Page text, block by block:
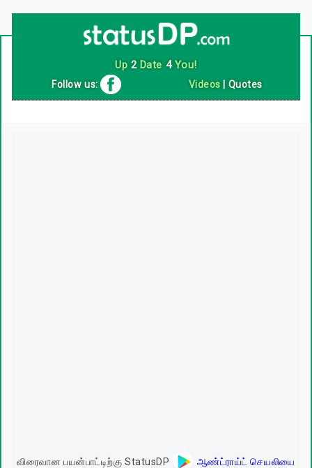
Follow us: Videos Quotes
விரைவான பயன்பாட்டிற்கு StatusDP
ஆண்ட்ராய்ட் செயலியை